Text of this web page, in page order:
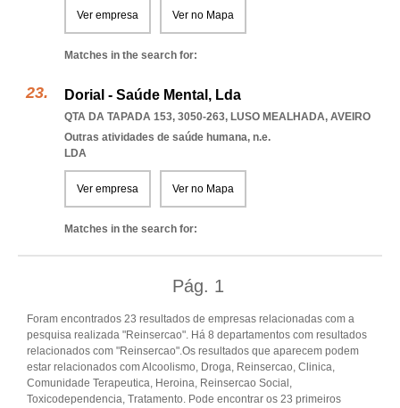
Ver empresa Ver no Mapa
Matches in the search for:
Dorial - Saúde Mental, Lda
QTA DA TAPADA 153, 3050-263, LUSO MEALHADA, AVEIRO
Outras atividades de saúde humana, n.e.
LDA
Ver empresa Ver no Mapa
Matches in the search for:
Pág. 1
Foram encontrados 23 resultados de empresas relacionadas com a
pesquisa realizada "Reinsercao". Há 8 departamentos com resultados
relacionados com "Reinsercao".Os resultados que aparecem podem
estar relacionados com Alcoolismo, Droga, Reinsercao, Clinica,
Comunidade Terapeutica, Heroina, Reinsercao Social,
Toxicodependencia, Tratamento. Pode encontrar os 23 primeiros